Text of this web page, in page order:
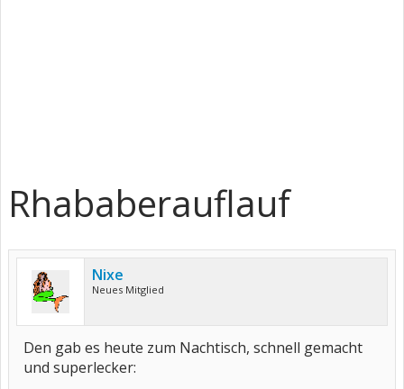
Rhababerauflauf
Nixe
Neues Mitglied
Den gab es heute zum Nachtisch, schnell gemacht
und superlecker: